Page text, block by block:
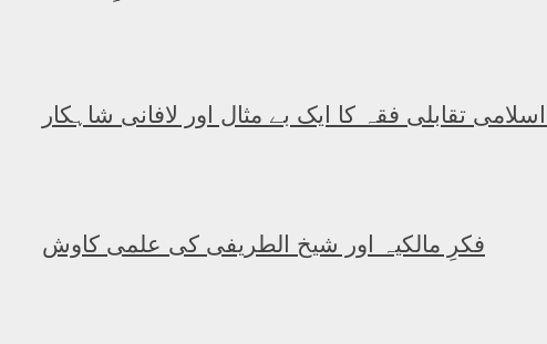
تقابلی فقہ کا ایک بے مثال اور لافانی شاہکار
فکرِ مالکیہ اور شیخ الطریفی کی علمی کاوش